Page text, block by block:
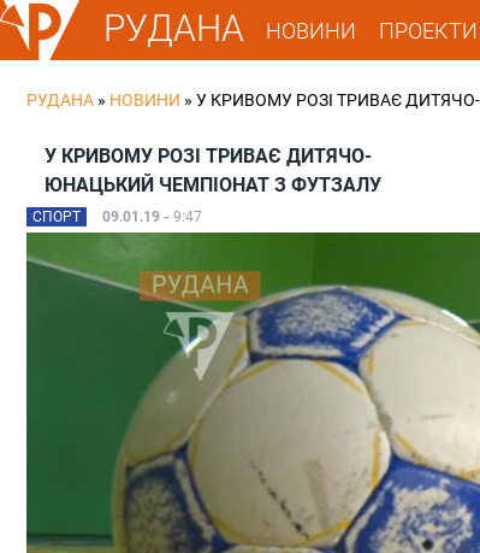
РУДАНА НОВИНИ ПРОЕКТИ
РУДАНА » НОВИНИ » У КРИВОМУ РОЗІ ТРИВАЄ
У КРИВОМУ РОЗІ ТРИВАЄ ДИТЯЧО-
ЮНАЦЬКИЙ ЧЕМПІОНАТ З ФУТЗАЛУ
СПОРТ 09.01.19 - 9:47